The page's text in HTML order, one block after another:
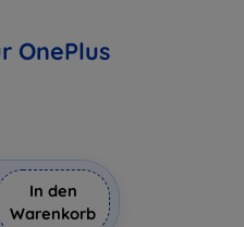
OnePlus
In den
Warenkorb